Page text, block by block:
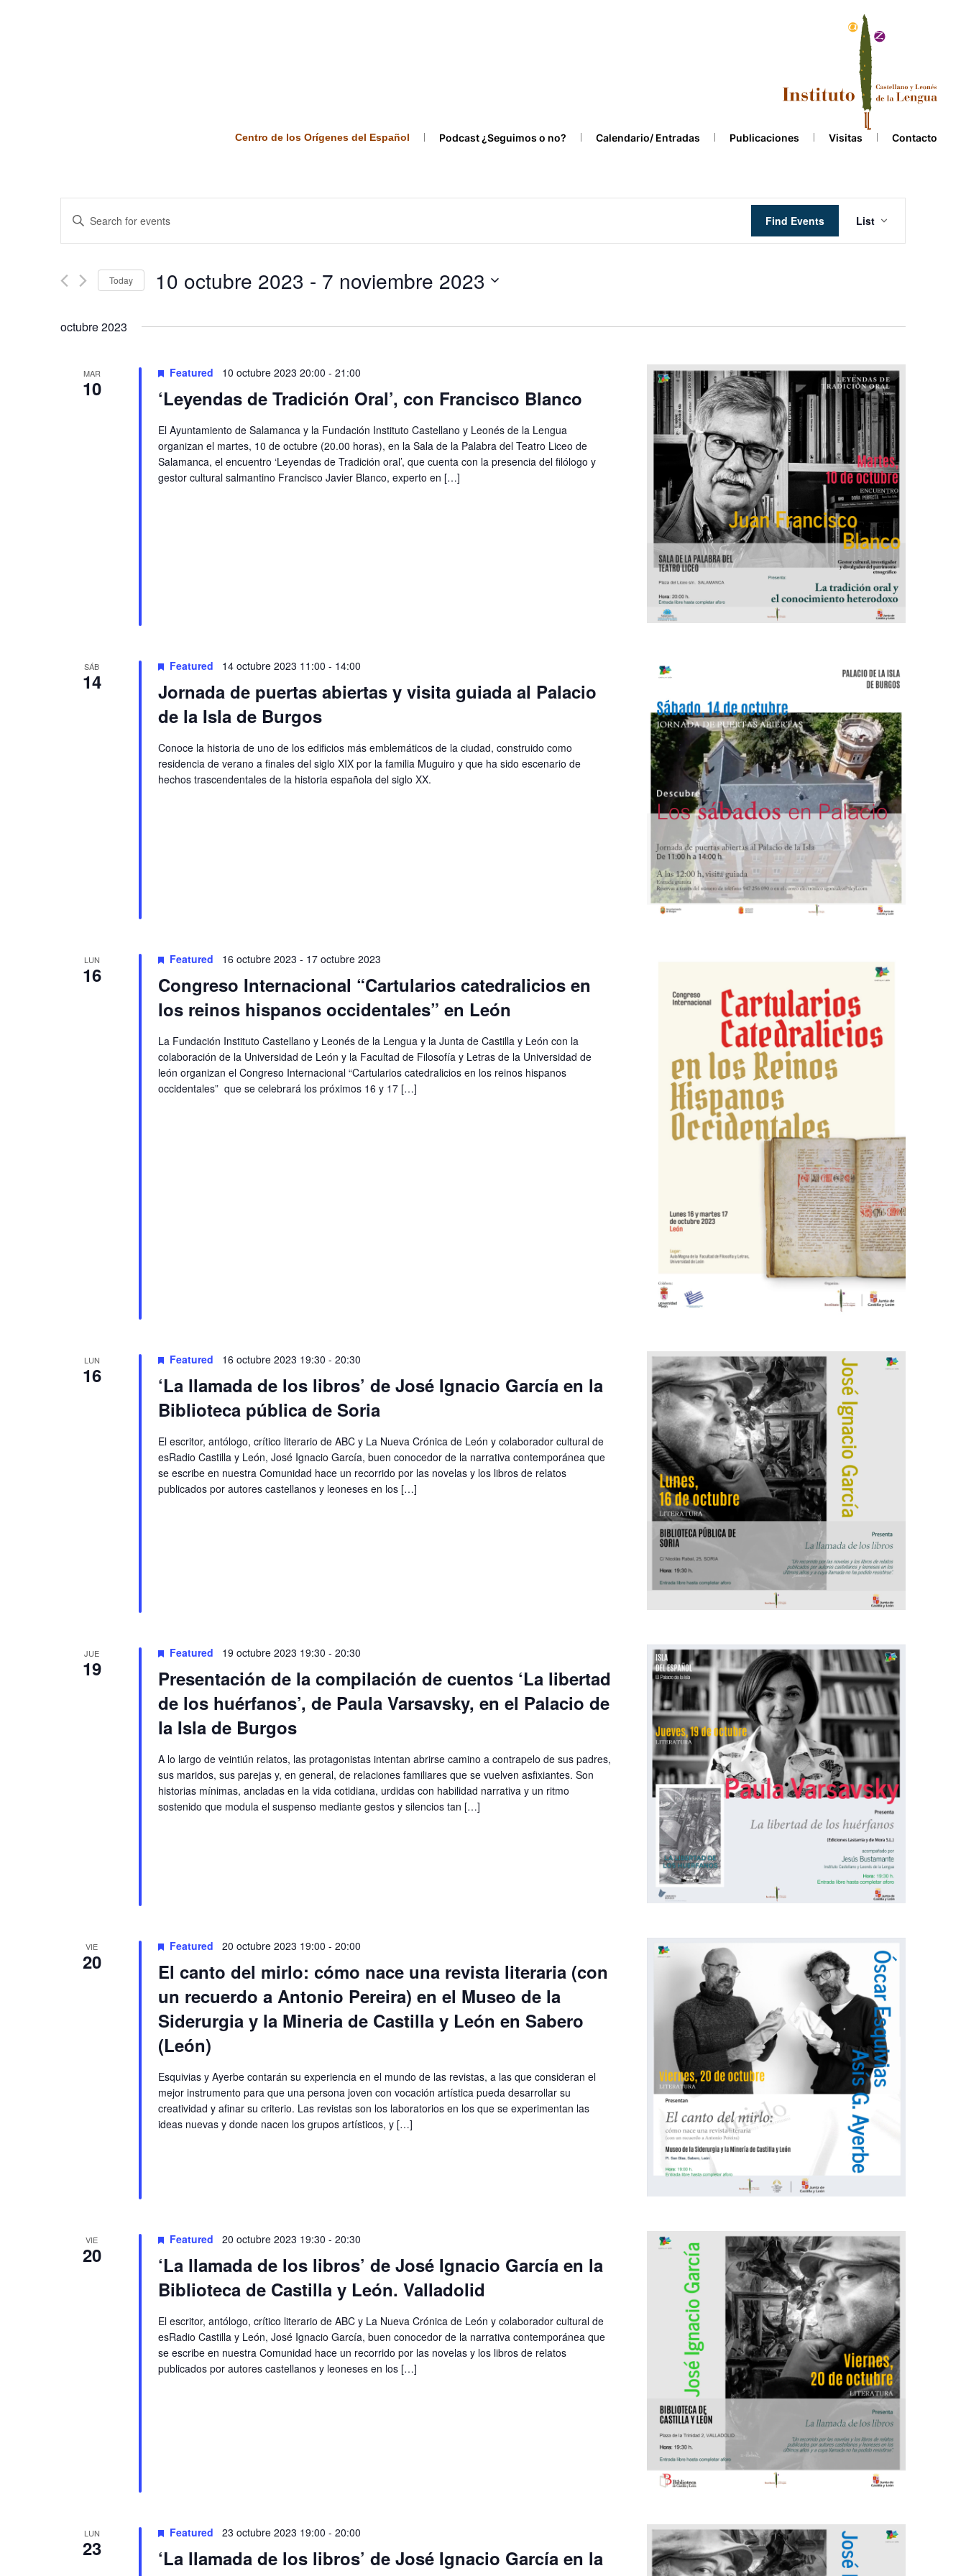
Centro de los Orígenes del Español Podcast ¿Seguimos o no? Calendario/ Entradas Publicaciones Visitas Contacto
Events
Search
and
Views
Navigation
Enter
Keyword.
Search
Events
Find Events
Views
Navigation
List
Today 10 octubre 2023 - 7 noviembre 2023
octubre 2023
MAR
10
Featured 10 octubre 2023 20:00 - 21:00
‘Leyendas de Tradición Oral’, con Francisco Blanco
El Ayuntamiento de Salamanca y la Fundación Instituto Castellano y Leonés de la Lengua
organizan el martes, 10 de octubre (20.00 horas), en la Sala de la Palabra del Teatro Liceo de
Salamanca, el encuentro ‘Leyendas de Tradición oral’, que cuenta con la presencia del filólogo y
gestor cultural salmantino Francisco Javier Blanco, experto en […]
SÁB
14
Featured 14 octubre 2023 11:00 - 14:00
Jornada de puertas abiertas y visita guiada al Palacio
de la Isla de Burgos
Conoce la historia de uno de los edificios más emblemáticos de la ciudad, construido como
residencia de verano a finales del siglo XIX por la familia Muguiro y que ha sido escenario de
hechos trascendentales de la historia española del siglo XX.
LUN
16
Featured 16 octubre 2023 - 17 octubre 2023
Congreso Internacional “Cartularios catedralicios en
los reinos hispanos occidentales” en León
La Fundación Instituto Castellano y Leonés de la Lengua y la Junta de Castilla y León con la
colaboración de la Universidad de León y la Facultad de Filosofía y Letras de la Universidad de
león organizan el Congreso Internacional “Cartularios catedralicios en los reinos hispanos
occidentales” que se celebrará los próximos 16 y 17 […]
LUN
16
Featured 16 octubre 2023 19:30 - 20:30
‘La llamada de los libros’ de José Ignacio García en la
Biblioteca pública de Soria
El escritor, antólogo, crítico literario de ABC y La Nueva Crónica de León y colaborador cultural de
esRadio Castilla y León, José Ignacio García, buen conocedor de la narrativa contemporánea que
se escribe en nuestra Comunidad hace un recorrido por las novelas y los libros de relatos
publicados por autores castellanos y leoneses en los […]
JUE
19
Featured 19 octubre 2023 19:30 - 20:30
Presentación de la compilación de cuentos ‘La libertad
de los huérfanos’, de Paula Varsavsky, en el Palacio de
la Isla de Burgos
A lo largo de veintiún relatos, las protagonistas intentan abrirse camino a contrapelo de sus padres,
sus maridos, sus parejas y, en general, de relaciones familiares que se vuelven asfixiantes. Son
historias mínimas, ancladas en la vida cotidiana, urdidas con habilidad narrativa y un ritmo
sostenido que modula el suspenso mediante gestos y silencios tan […]
VIE
20
Featured 20 octubre 2023 19:00 - 20:00
El canto del mirlo: cómo nace una revista literaria (con
un recuerdo a Antonio Pereira) en el Museo de la
Siderurgia y la Mineria de Castilla y León en Sabero
(León)
Esquivias y Ayerbe contarán su experiencia en el mundo de las revistas, a las que consideran el
mejor instrumento para que una persona joven con vocación artística pueda desarrollar su
creatividad y afinar su criterio. Las revistas son los laboratorios en los que se experimentan las
ideas nuevas y donde nacen los grupos artísticos, y […]
VIE
20
Featured 20 octubre 2023 19:30 - 20:30
‘La llamada de los libros’ de José Ignacio García en la
Biblioteca de Castilla y León. Valladolid
El escritor, antólogo, crítico literario de ABC y La Nueva Crónica de León y colaborador cultural de
esRadio Castilla y León, José Ignacio García, buen conocedor de la narrativa contemporánea que
se escribe en nuestra Comunidad hace un recorrido por las novelas y los libros de relatos
publicados por autores castellanos y leoneses en los […]
LUN
23
Featured 23 octubre 2023 19:00 - 20:00
‘La llamada de los libros’ de José Ignacio García en la